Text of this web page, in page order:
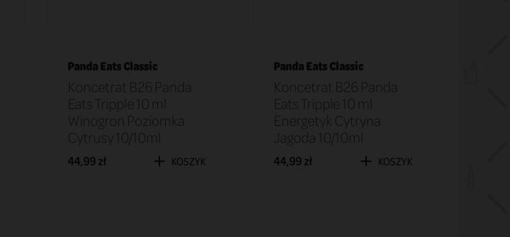
Panda Eats Classic
Koncetrat B26 Panda
Eats Tripple 10 ml
Winogron Poziomka
Cytrusy 10/10ml
44,99 zł KOSZYK
Panda Eats Classic
Koncetrat B26 Panda
Eats Tripple 10 ml
Energetyk Cytryna
Jagoda 10/10ml
44,99 zł KOSZYK